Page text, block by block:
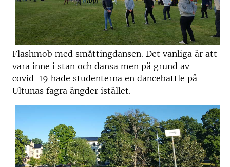
Flashmob med småttingdansen. Det vanliga är att
vara inne i stan och dansa men på grund av
covid-19 hade studenterna en dancebattle på
Ultunas fagra ängder istället.